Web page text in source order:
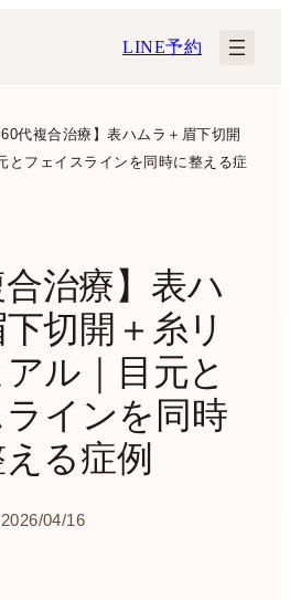
LINE予約
60代複合治療】表ハムラ＋眉下切開
とフェイスラインを同時に整える症
合治療】表ハ
切開＋糸リ
ル｜目元と
インを同時
る症例
2026/04/16